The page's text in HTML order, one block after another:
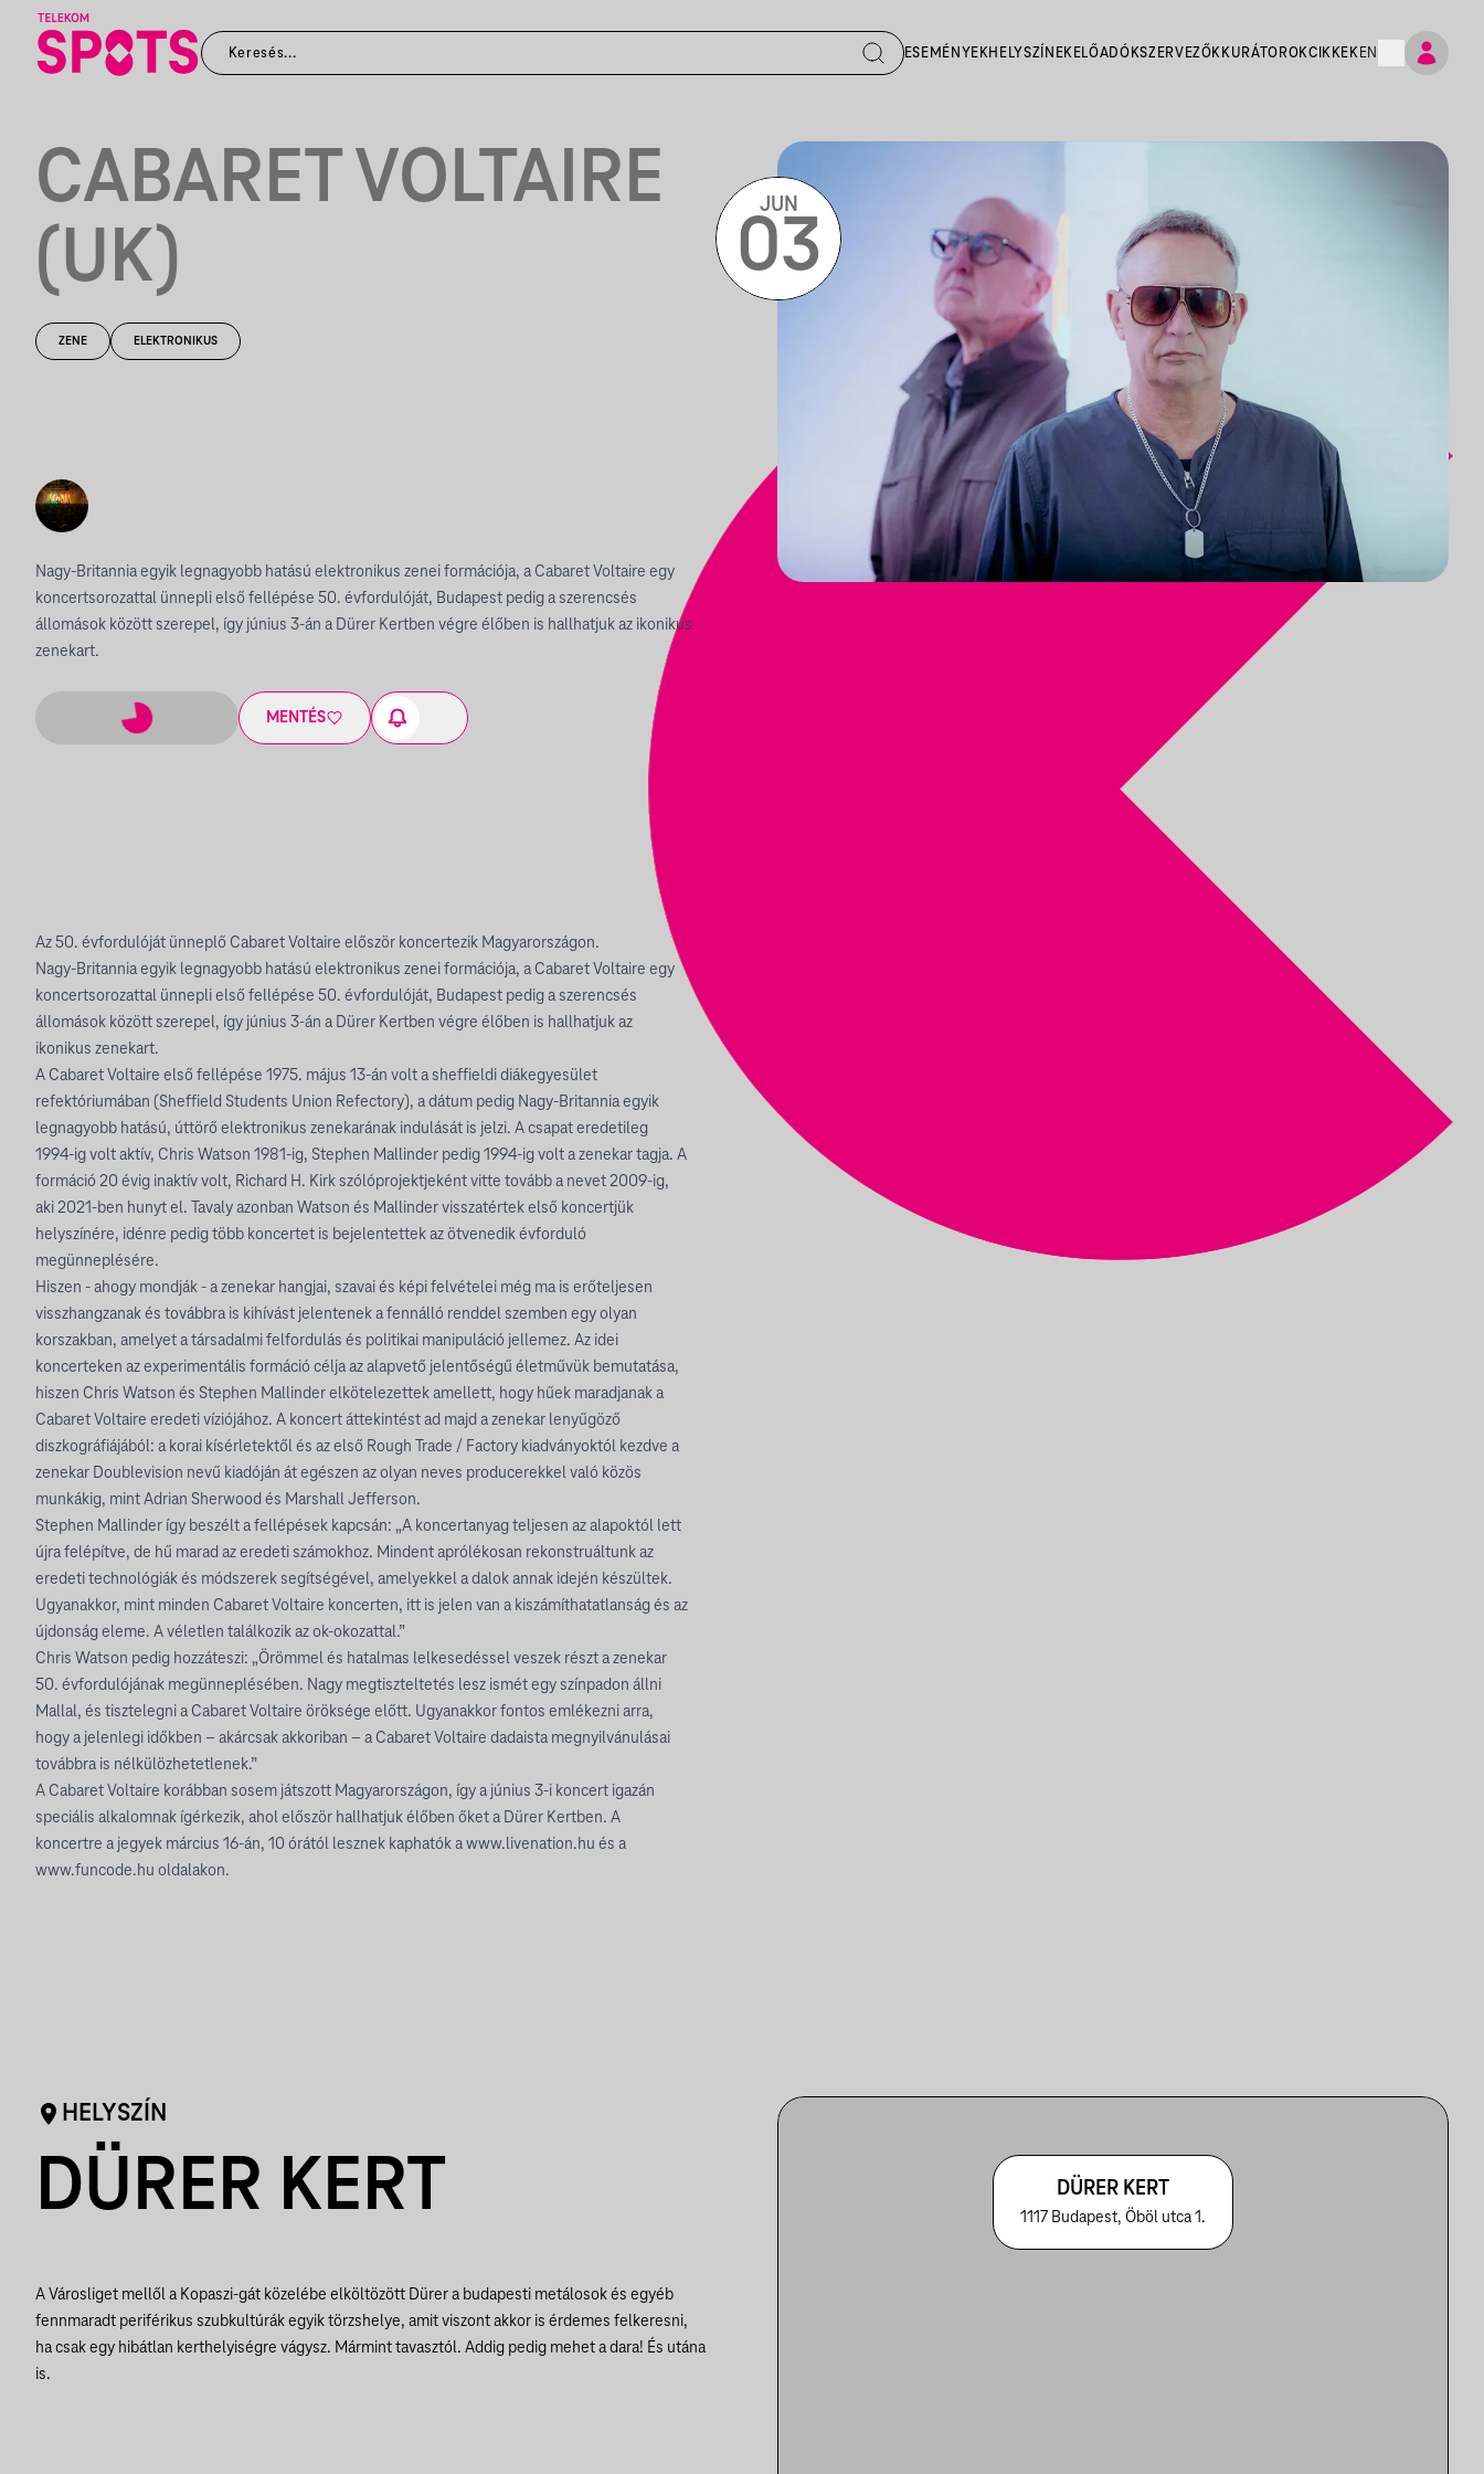
ESEMÉNYEKHELYSZÍNEK ELŐADÓKSZERVEZŐK KURÁTOROKCIKKEK EN
CABARET VOLTAIRE
(UK)
ZENE ELEKTRONIKUS
Nagy-Britannia egyik legnagyobb hatású elektronikus zenei formációja, a Cabaret Voltaire egy
koncertsorozattal ünnepli első fellépése 50. évfordulóját, Budapest pedig a szerencsés
állomások között szerepel, így június 3-án a Dürer Kertben végre élőben is hallhatjuk az ikonikus
zenekart.
MENTÉS
JUN
03
Az 50. évfordulóját ünneplő Cabaret Voltaire először koncertezik Magyarországon.
Nagy-Britannia egyik legnagyobb hatású elektronikus zenei formációja, a Cabaret Voltaire egy
koncertsorozattal ünnepli első fellépése 50. évfordulóját, Budapest pedig a szerencsés
állomások között szerepel, így június 3-án a Dürer Kertben végre élőben is hallhatjuk az
ikonikus zenekart.
A Cabaret Voltaire első fellépése 1975. május 13-án volt a sheffieldi diákegyesület
refektóriumában (Sheffield Students Union Refectory), a dátum pedig Nagy-Britannia egyik
legnagyobb hatású, úttörő elektronikus zenekarának indulását is jelzi. A csapat eredetileg
1994-ig volt aktív, Chris Watson 1981-ig, Stephen Mallinder pedig 1994-ig volt a zenekar tagja. A
formáció 20 évig inaktív volt, Richard H. Kirk szólóprojektjeként vitte tovább a nevet 2009-ig,
aki 2021-ben hunyt el. Tavaly azonban Watson és Mallinder visszatértek első koncertjük
helyszínére, idénre pedig több koncertet is bejelentettek az ötvenedik évforduló
megünneplésére.
Hiszen - ahogy mondják - a zenekar hangjai, szavai és képi felvételei még ma is erőteljesen
visszhangzanak és továbbra is kihívást jelentenek a fennálló renddel szemben egy olyan
korszakban, amelyet a társadalmi felfordulás és politikai manipuláció jellemez. Az idei
koncerteken az experimentális formáció célja az alapvető jelentőségű életművük bemutatása,
hiszen Chris Watson és Stephen Mallinder elkötelezettek amellett, hogy hűek maradjanak a
Cabaret Voltaire eredeti víziójához. A koncert áttekintést ad majd a zenekar lenyűgöző
diszkográfiájából: a korai kísérletektől és az első Rough Trade / Factory kiadványoktól kezdve a
zenekar Doublevision nevű kiadóján át egészen az olyan neves producerekkel való közös
munkákig, mint Adrian Sherwood és Marshall Jefferson.
Stephen Mallinder így beszélt a fellépések kapcsán: „A koncertanyag teljesen az alapoktól lett
újra felépítve, de hű marad az eredeti számokhoz. Mindent aprólékosan rekonstruáltunk az
eredeti technológiák és módszerek segítségével, amelyekkel a dalok annak idején készültek.
Ugyanakkor, mint minden Cabaret Voltaire koncerten, itt is jelen van a kiszámíthatatlanság és az
újdonság eleme. A véletlen találkozik az ok-okozattal.”
Chris Watson pedig hozzáteszi: „Örömmel és hatalmas lelkesedéssel veszek részt a zenekar
50. évfordulójának megünneplésében. Nagy megtiszteltetés lesz ismét egy színpadon állni
Mallal, és tisztelegni a Cabaret Voltaire öröksége előtt. Ugyanakkor fontos emlékezni arra,
hogy a jelenlegi időkben – akárcsak akkoriban – a Cabaret Voltaire dadaista megnyilvánulásai
továbbra is nélkülözhetetlenek.”
A Cabaret Voltaire korábban sosem játszott Magyarországon, így a június 3-i koncert igazán
speciális alkalomnak ígérkezik, ahol először hallhatjuk élőben őket a Dürer Kertben. A
koncertre a jegyek március 16-án, 10 órától lesznek kaphatók a www.livenation.hu és a
www.funcode.hu oldalakon.
HELYSZÍN
DÜRER KERT
A Városliget mellől a Kopaszi-gát közelébe elköltözött Dürer a budapesti metálosok és egyéb
fennmaradt periférikus szubkultúrák egyik törzshelye, amit viszont akkor is érdemes felkeresni,
ha csak egy hibátlan kerthelyiségre vágysz. Mármint tavasztól. Addig pedig mehet a dara! És utána
is.
DÜRER KERT
1117 Budapest, Öböl utca 1.